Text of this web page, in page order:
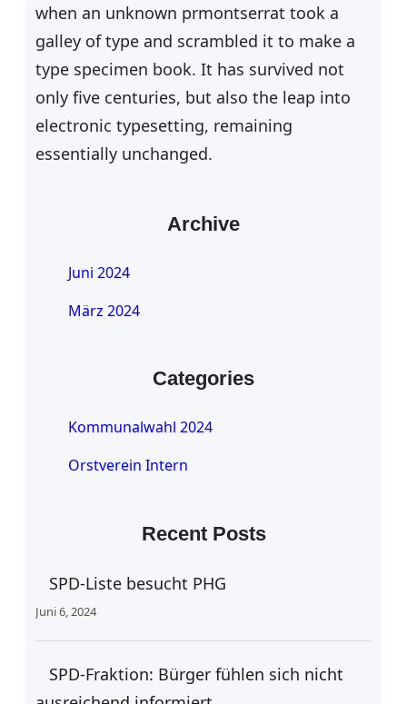
when an unknown prmontserrat took a
galley of type and scrambled it to make a
type specimen book. It has survived not
only five centuries, but also the leap into
electronic typesetting, remaining
essentially unchanged.
Archive
Juni 2024
März 2024
Categories
Kommunalwahl 2024
Orstverein Intern
Recent Posts
SPD-Liste besucht PHG
Juni 6, 2024
SPD-Fraktion: Bürger fühlen sich nicht